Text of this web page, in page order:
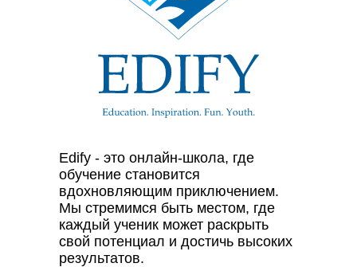
Edify - это онлайн-школа, где
обучение становится
вдохновляющим приключением.
Мы стремимся быть местом, где
каждый ученик может раскрыть
свой потенциал и достичь высоких
результатов.